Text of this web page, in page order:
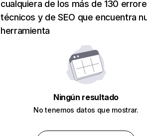
cualquiera de los más de 130
técnicos y de SEO que encuentra
herramienta
Ningún resultado
No tenemos datos que mostrar.